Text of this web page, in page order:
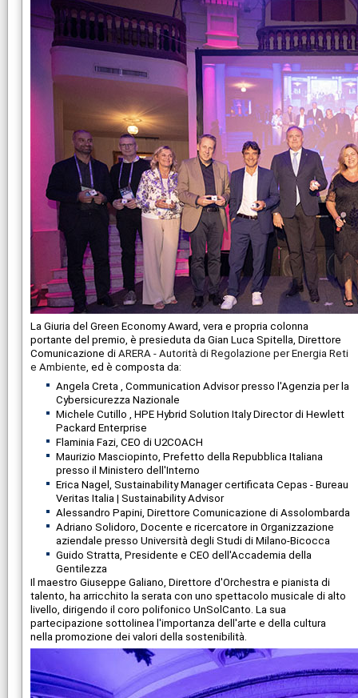
La Giuria del Green Economy Award, vera e propria colonna
portante del premio, è presieduta da Gian Luca Spitella, Direttore
Comunicazione di ARERA - Autorità di Regolazione per Energia Reti
e Ambiente , ed è composta da:
Angela Creta , Communication Advisor presso l'Agenzia per la
Cybersicurezza Nazionale
Michele Cutillo , HPE Hybrid Solution Italy Director di Hewlett
Packard Enterprise
Flaminia Fazi, CEO di U2COACH
Maurizio Masciopinto, Prefetto della Repubblica Italiana
presso il Ministero dell'Interno
Erica Nagel , Sustainability Manager certificata Cepas - Bureau
Veritas Italia | Sustainability Advisor
Alessandro Papini, Direttore Comunicazione di Assolombarda
Adriano Solidoro, Docente e ricercatore in Organizzazione
aziendale presso Università degli Studi di Milano-Bicocca
Guido Stratta, Presidente e CEO dell'Accademia della
Gentilezza
Il maestro Giuseppe Galiano, Direttore d'Orchestra e pianista di
talento, ha arricchito la serata con uno spettacolo musicale di alto
livello, dirigendo il coro polifonico UnSolCanto. La sua
partecipazione sottolinea l'importanza dell'arte e della cultura
nella promozione dei valori della sostenibilità.